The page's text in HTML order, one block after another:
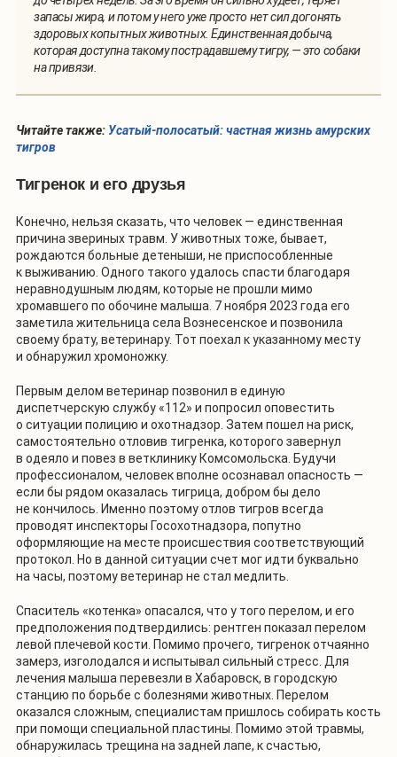
запасы жира, и потом у него уже просто нет сил догонять
здоровых копытных животных. Единственная добыча,
которая доступна такому пострадавшему тигру, — это собаки
на привязи.
Читайте также: Усатый-полосатый: частная жизнь амурских
тигров
Тигренок и его друзья
Конечно, нельзя сказать, что человек — единственная
причина звериных травм. У животных тоже, бывает,
рождаются больные детеныши, не приспособленные
к выживанию. Одного такого удалось спасти благодаря
неравнодушным людям, которые не прошли мимо
хромавшего по обочине малыша. 7 ноября 2023 года его
заметила жительница села Вознесенское и позвонила
своему брату, ветеринару. Тот поехал к указанному месту
и обнаружил хромоножку.
Первым делом ветеринар позвонил в единую
диспетчерскую службу «112» и попросил оповестить
о ситуации полицию и охотнадзор. Затем пошел на риск,
самостоятельно отловив тигренка, которого завернул
в одеяло и повез в ветклинику Комсомольска. Будучи
профессионалом, человек вполне осознавал опасность —
если бы рядом оказалась тигрица, добром бы дело
не кончилось. Именно поэтому отлов тигров всегда
проводят инспекторы Госохотнадзора, попутно
оформляющие на месте происшествия соответствующий
протокол. Но в данной ситуации счет мог идти буквально
на часы, поэтому ветеринар не стал медлить.
Спаситель «котенка» опасался, что у того перелом, и его
предположения подтвердились: рентген показал перелом
левой плечевой кости. Помимо прочего, тигренок отчаянно
замерз, изголодался и испытывал сильный стресс. Для
лечения малыша перевезли в Хабаровск, в городскую
станцию по борьбе с болезнями животных. Перелом
оказался сложным, специалистам пришлось собирать кость
при помощи специальной пластины. Помимо этой травмы,
обнаружилась трещина на задней лапе, к счастью,